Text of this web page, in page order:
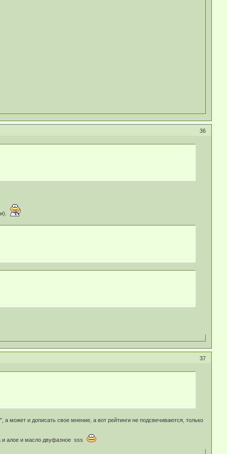
36
37
может и дописать свое мнение, а вот рейтинги не подсвечиваются, только
и алое и масло двуфазное sss